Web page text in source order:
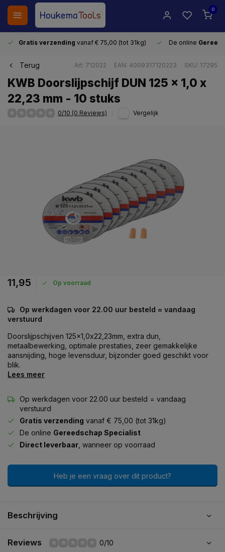
0
Gratis verzending vanaf € 75,00 (tot 31kg) De online
Terug Art: 712022 EAN: 4009317120223 SKU: 17295
KWB Doorslijpschijf DUN 125 x 1,0 x
22,23 mm - 10 stuks
0/10 (0 Reviews) Vergelijk
11,95 Op voorraad
Op werkdagen voor 22.00 uur besteld = vandaag
verstuurd
Doorslijpschijven 125x1,0x22,23mm, extra dun,
metaalbewerking, optimale prestaties, zeer gemakkelijke
aansnijding, hoge levensduur, bijzonder goed geschikt voor
blik.
Lees meer
Op werkdagen voor 22.00 uur besteld = vandaag
verstuurd
Gratis verzending vanaf € 75,00 (tot 31kg)
De online Gereedschap Specialist
Direct leverbaar , wanneer op voorraad
Heb je een vraag over dit product?
Beschrijving
Reviews 0/10